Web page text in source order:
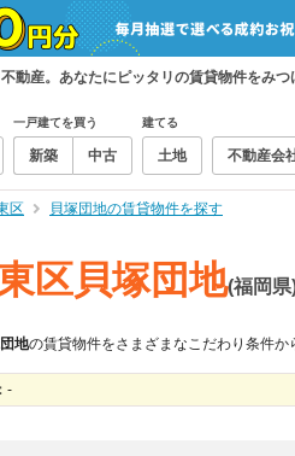
動産。あなたにピッタリの賃貸物件をみつ
一戸建てを買う
新築 中古
建てる
土地 不動産会
区 貝塚団地の賃貸物件を探す
区貝塚団地(福岡
地の賃貸物件をさまざまなこだわり条件か
-